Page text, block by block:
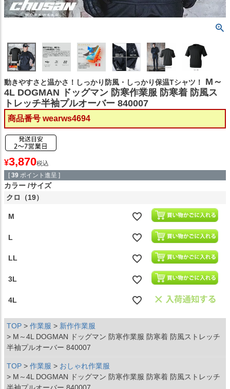
動きやすさと温かさ！しっかり防風・しっかり保温Tシャツ！
M～
4L DOGMAN ドッグマン 防寒作業服 防寒着 防風ス
トレッチ半袖プルオーバー 840007
商品番号 wearws4694
¥3,870税込
[ 39 ポイント進呈 ]
カラー サイズ
クロ（19）
M
L
LL
3L
4L
TOP 作業服
新作作業服
M～4L DOGMAN ドッグマン 防寒作業服 防寒着 防風ストレッチ
半袖プルオーバー 840007
TOP 作業服
おしゃれ作業服
M～4L DOGMAN ドッグマン 防寒作業服 防寒着 防風ストレッチ
半袖プルオーバー 840007